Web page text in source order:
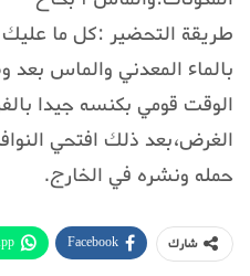
طريقة التحضير :كل ما
بالماء المعدني والماس
الوقت قومي بكنسه جيدا
الغرض،بعد ذلك افتحي
حمله ونشره في الخارج.
شارك Facebook